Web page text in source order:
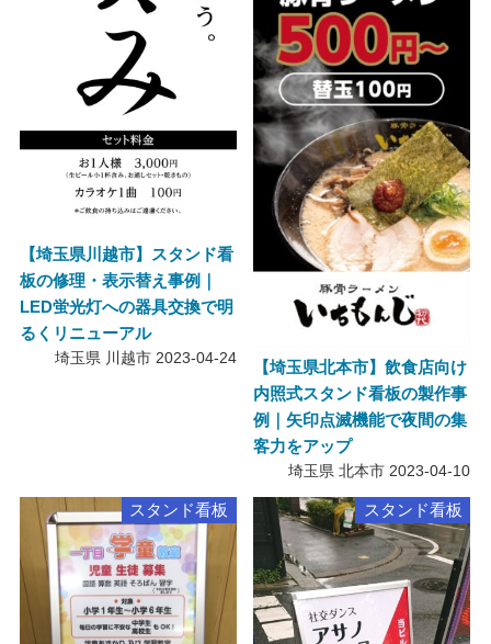
【埼玉県川越市】スタンド看
板の修理・表示替え事例｜
LED蛍光灯への器具交換で明
るくリニューアル
埼玉県 川越市 2023-04-24
【埼玉県北本市】飲食店向け
内照式スタンド看板の製作事
例｜矢印点滅機能で夜間の集
客力をアップ
埼玉県 北本市 2023-04-10
スタンド看板 スタンド看板